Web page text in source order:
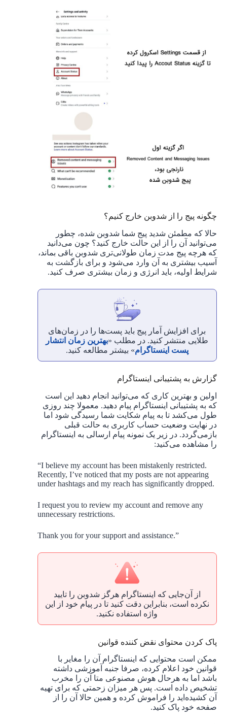
چگونه پیج را از شدوبن خارج کنیم؟
حالا که مطمئن شدید پیج شما شدوبن شده، چطور
می‌توانید آن را از این حالت خارج کنید؟ چون می‌دانید
که هرچه پیج مدت زمان طولانی‌تری شدوبن باقی بماند،
آسیب بیشتری به آن وارد می‌شود و برای بازگشت به
شرایط اولیه، باید انرژی و زمان بیشتری صرف کنید.
برای افزایش آمار پیج باید پست‌ها را در زمان‌های
طلایی منتشر کنید. در مطلب «بهترین زمان انتشار
پست اینستاگرام» بیشتر مطالعه کنید.
گزارش به پشتیبانی اینستاگرام
اولین و بهترین کاری که می‌توانید انجام دهید این است
که به پشتیبانی اینستاگرام پیام دهید. معمولا چند روزی
طول می‌کشد تا به پیام شکایت شما رسیدگی شود اما
در نهایت وضعیت حساب کاربری به حالت قبلی
بازمی‌گردد. در زیر یک نمونه پیام ارسالی به اینستاگرام
را مشاهده می‌کنید:
“I believe my account has been mistakenly restricted.
Recently, I’ve noticed that my posts are not appearing
under hashtags and my reach has significantly dropped.
I request you to review my account and remove any
unnecessary restrictions.
Thank you for your support and assistance.”
از آن‌جایی که اینستاگرام هرگز شدوبن را تایید
نکرده است، بنابراین دقت کنید تا در پیام خود از این
واژه استفاده نکنید.
پاک کردن محتوای نقض کننده قوانین
ممکن است محتوایی که اینستاگرام آن را مغایر با
قوانین خود اعلام کرده، صرفا جنبه آموزشی داشته
باشد اما به هرحال هوش مصنوعی متا آن را مخرب
تشخیص داده است. پس هر میزان زحمتی که برای تهیه
آن کشیده‌اید را فراموش کرده و همین حالا آن را از
صفحه خود پاک کنید.